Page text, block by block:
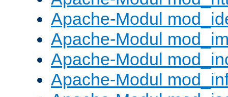
Apache-Modul
Apache-Modul
Apache-Modul
Apache-Modul